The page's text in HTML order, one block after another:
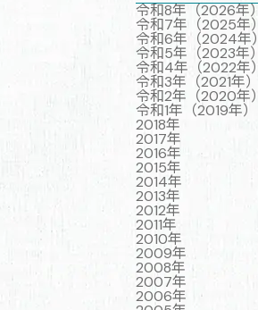
令和8年（2026年）
令和7年（2025年）
令和6年（2024年）
令和5年（2023年）
令和4年（2022年）
令和3年（2021年）
令和2年（2020年）
令和1年（2019年）
2018年
2017年
2016年
2015年
2014年
2013年
2012年
2011年
2010年
2009年
2008年
2007年
2006年